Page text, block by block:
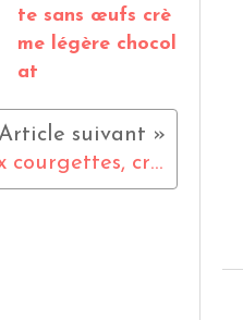
te sans œufs crè
me légère chocol
at
Canellonis aux courgettes, crème de poivron